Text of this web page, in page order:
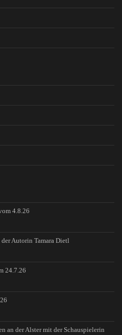
4.8.26
Autorin Tamara Dietl
24.7.26
an der Alster mit der Schauspielerin